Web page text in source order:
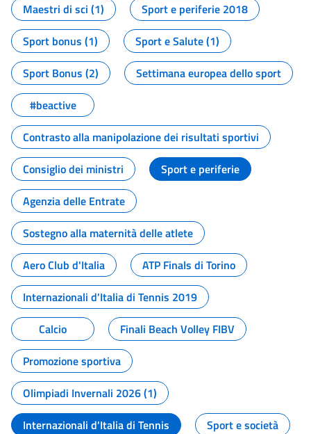
Maestri di sci (1)
Sport e periferie 2018
Sport bonus (1)
Sport e Salute (1)
Sport Bonus (2)
Settimana europea dello sport
#beactive
Contrasto alla manipolazione dei risultati sportivi
Consiglio dei ministri
Sport e periferie
Agenzia delle Entrate
Sostegno alla maternità delle atlete
Aero Club d'Italia
ATP Finals di Torino
Internazionali d'Italia di Tennis 2019
Calcio
Finali Beach Volley FIBV
Promozione sportiva
Olimpiadi Invernali 2026 (1)
Internazionali d'Italia di Tennis
Sport e società